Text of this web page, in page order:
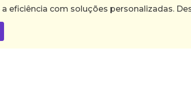
eficiência com soluções personalizadas.